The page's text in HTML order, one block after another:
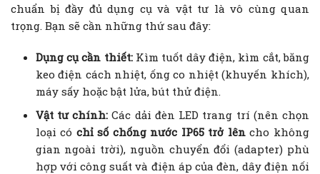
chuẩn bị đầy đủ dụng cụ và vật tư là vô cùng quan
trọng. Bạn sẽ cần những thứ sau đây:
Dụng cụ cần thiết:Kìm tuốt dây điện, kìm cắt, băng
keo điện cách nhiệt, ống co nhiệt (khuyến khích),
máy sấy hoặc bật lửa, bút thử điện.
Vật tư chính: Các dải đèn LED trang trí (nên chọn
loại có chỉ số chống nước IP65 trở lêncho không
gian ngoài trời), nguồn chuyển đổi (adapter) phù
hợp với công suất và điện áp của đèn, dây điện nối